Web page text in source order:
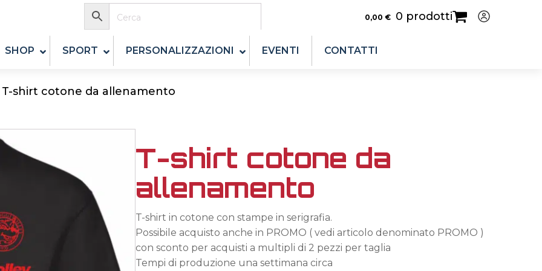
0,00 € 0 prodotti
SHOP SPORT PERSONALIZZAZIONI EVENTI CONTATTI
T-shirt cotone da allenamento
T-shirt cotone da
allenamento
T-shirt in cotone con stampe in serigrafia.
Possibile acquisto anche in PROMO ( vedi articolo denominato PROMO )
con sconto per acquisti a multipli di 2 pezzi per taglia
Tempi di produzione una settimana circa